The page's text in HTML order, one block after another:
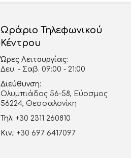
Ωράριο Τηλεφωνικού
Κέντρου
Ώρες Λειτουργίας:
Δευ. - Σαβ. 09:00 - 21:00
Διεύθυνση:
Ολυμπιάδος 56-58, Εύοσμος
56224, Θεσσαλονίκη
Τηλ: +30 2311 260810
Κιν.: +30 697 6417097